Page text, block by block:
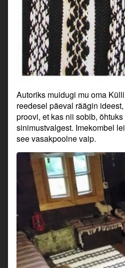
Autoriks muidugi mu oma
reedesel päeval räägin
proovi, et kas nii sobib,
sinimustvalgest. Imekombel
see vasakpoolne vaip.